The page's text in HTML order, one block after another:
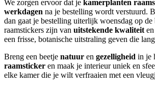
We zorgen ervoor dat je kamerplanten
werkdagen na je bestelling wordt verstuurd.
dan gaat je bestelling uiterlijk woensdag op de
raamstickers zijn van uitstekende kwaliteit
een frisse, botanische uitstraling geven die
Breng een beetje natuur en gezelligheid in je
raamsticker en maak je interieur uniek en
elke kamer die je wilt verfraaien met een